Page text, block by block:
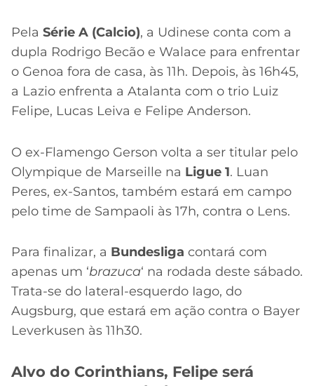
Pela Série A (Calcio), a Udinese conta com a
dupla Rodrigo Becão e Walace para enfrentar
o Genoa fora de casa, às 11h. Depois, às 16h45,
a Lazio enfrenta a Atalanta com o trio Luiz
Felipe, Lucas Leiva e Felipe Anderson.
O ex-Flamengo Gerson volta a ser titular pelo
Olympique de Marseille na Ligue 1. Luan
Peres, ex-Santos, também estará em campo
pelo time de Sampaoli às 17h, contra o Lens.
Para finalizar, a Bundesliga contará com
apenas um ‘brazuca‘ na rodada deste sábado.
Trata-se do lateral-esquerdo Iago, do
Augsburg, que estará em ação contra o Bayer
Leverkusen às 11h30.
Alvo do Corinthians, Felipe será